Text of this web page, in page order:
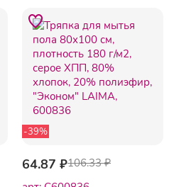
-39%
64.87 ₽106.33 ₽